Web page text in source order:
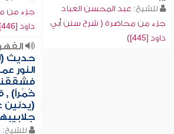
للشيخ: عبد المحسن العباد
جزء من محاضرة ( شرح سنن أبي
داود [445])
جزء من
داود [446])
حديث
النور
خُمُراً) ,
للشيخ: